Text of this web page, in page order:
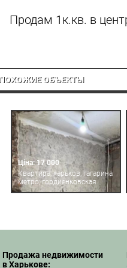
Продам 1к.кв. в
ПОХОЖИЕ ОБЪЕКТЫ
Ціна: 17 000
Квартира, харьков, гагарина
метро, гордиенковская
Продажа недвижимости
в Харькове: